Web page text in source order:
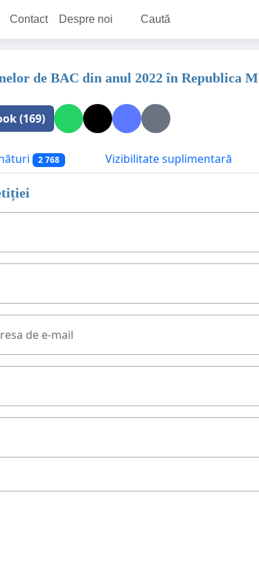
Contact Despre noi Caută
de BAC din anul 2022 în Republica
(169)
2 768 Vizibilitate suplimentară
de e-mail